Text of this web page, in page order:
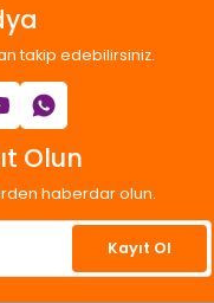
takip edebilirsiniz.
Olun
haberdar olun.
Kayıt Ol